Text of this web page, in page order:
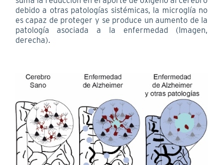
debido a otras patologías sistémicas, la microglía no
es capaz de proteger y se produce un aumento de la
patología asociada a la enfermedad (Imagen,
derecha).